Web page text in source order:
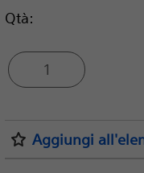
Qtà:
1
Aggiungi